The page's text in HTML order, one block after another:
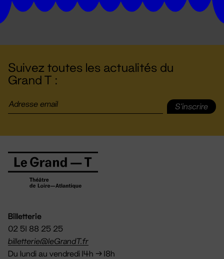
Suivez toutes les actualités du
Grand T :
S'inscrire
Billetterie
02 51 88 25 25
billetterie@leGrandT.fr
Du lundi au vendredi 14h → 18h